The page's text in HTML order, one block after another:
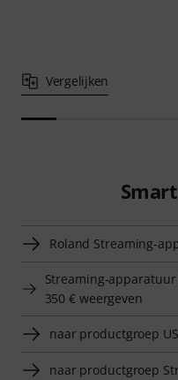
Vergelijken
Roland Streaming-
Streaming-
350 € weergeven
naar productgroep
naar productgroep